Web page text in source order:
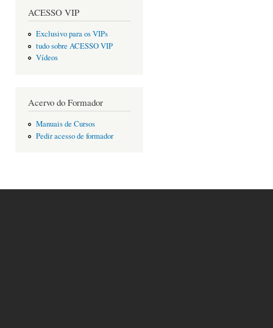
ACESSO VIP
Exclusivo para os VIPs
tudo sobre ACESSO VIP
Vídeos
Acervo do Formador
Manuais de Cursos
Pedir acesso de formador